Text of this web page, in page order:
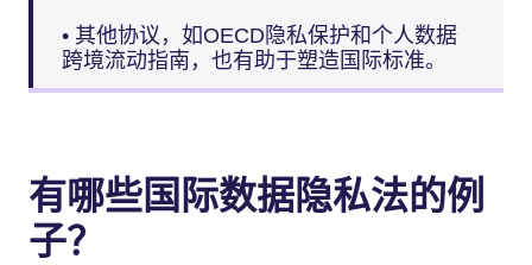
• 其他协议，如OECD隐私保护和个人数据
跨境流动指南，也有助于塑造国际标准。
有哪些国际数据隐私法的例
子？